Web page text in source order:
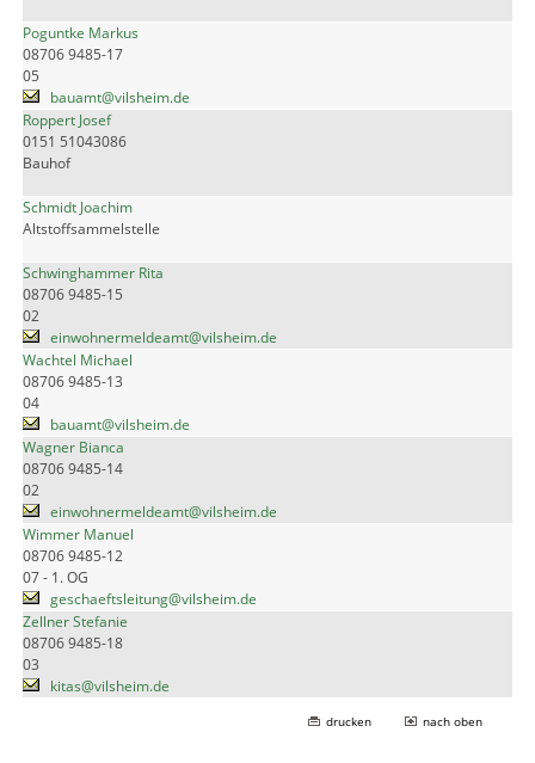
Poguntke Markus
08706 9485-17
05
bauamt@vilsheim.de
Roppert Josef
0151 51043086
Bauhof
Schmidt Joachim
Altstoffsammelstelle
Schwinghammer Rita
08706 9485-15
02
einwohnermeldeamt@vilsheim.de
Wachtel Michael
08706 9485-13
04
bauamt@vilsheim.de
Wagner Bianca
08706 9485-14
02
einwohnermeldeamt@vilsheim.de
Wimmer Manuel
08706 9485-12
07 - 1. OG
geschaeftsleitung@vilsheim.de
Zellner Stefanie
08706 9485-18
03
kitas@vilsheim.de
drucken nach oben